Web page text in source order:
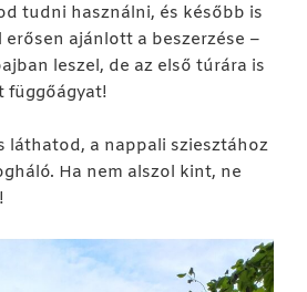
tudni használni, és később is
ajánlott a beszerzése –
leszel, de az első túrára is
függőágyat!
láthatod, a nappali sziesztához
Ha nem alszol kint, ne